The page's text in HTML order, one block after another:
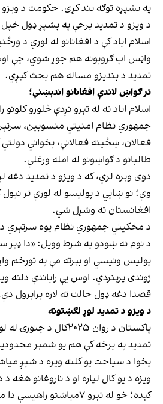
په بشپړه توګه بند کړی. حکومت د ویزو
د ویزو د تمدید برخې په بشپړ ډول خپل
اسلام اباد کې د افغانانو له لوري د
واټس اپ ګروپونه هم جوړ شوي، چې
تمدید د بندیزو مساله هم بحث کېږي.
تر ګواښ لاندې افغانانو اندېښنې؛
اسلام اباد ته له تېرو نږدې څلورو
جمهوري نظام امنیتي منسوبین،
فعالان، ښځینه فعالانې، پخواني دولتي
طالبانو د ګواښونو له امله ورغلي.
دوی وېره لري، که د ویزو د تمدید دغه
وي؛ نو ښايي د پولیسو له لوري تر
افغانستان ته وشړل شي.
د مخکیني جمهوري نظام یوه سرتېري د
د نوم نه ښودو په شرط وویل: «دا
پولیس ونیسي او بېرته مې په تورخم
ژوندی پرېنږدي. اوس یې راباندې دلته
قصدا دغه ډول حالت ته لاره برابرول
د ویزو د تمدید لوړ لګښتونه
پاکستان د روان ۲۰۲۵کال
تمدید په برخه کې هم یو شمېر
پخوا د سیاحت یو کلنه ویزه د شپږ
ویزه د یو کال لپاره او د ناروغانو هغه
کېده؛ خو له تېرو ۷میاشتو